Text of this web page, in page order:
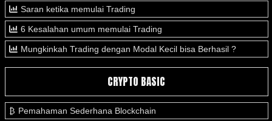
Saran ketika memulai Trading
6 Kesalahan umum memulai Trading
Mungkinkah Trading dengan Modal Kecil bisa Berhasil ?
CRYPTO BASIC
Pemahaman Sederhana Blockchain